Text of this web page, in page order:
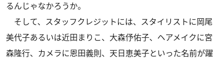
るんじゃなかろうか。
そして、スタッフクレジットには、スタイリストに岡尾
美代子あるいは近田まりこ、大森伃佑子、ヘアメイクに宮
森隆行、カメラに恩田義則、天日恵美子といった名前が躍